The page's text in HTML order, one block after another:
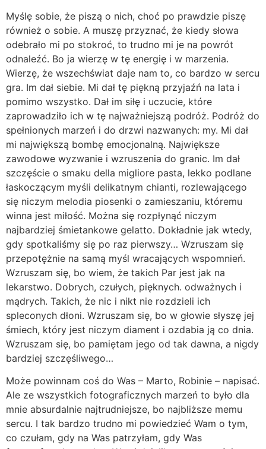
Myślę sobie, że piszą o nich, choć po prawdzie piszę
również o sobie. A muszę przyznać, że kiedy słowa
odebrało mi po stokroć, to trudno mi je na powrót
odnaleźć. Bo ja wierzę w tę energię i w marzenia.
Wierzę, że wszechświat daje nam to, co bardzo w sercu
gra. Im dał siebie. Mi dał tę piękną przyjaźń na lata i
pomimo wszystko. Dał im siłę i uczucie, które
zaprowadziło ich w tę najważniejszą podróż. Podróż do
spełnionych marzeń i do drzwi nazwanych: my. Mi dał
mi największą bombę emocjonalną. Największe
zawodowe wyzwanie i wzruszenia do granic. Im dał
szczęście o smaku della migliore pasta, lekko podlane
łaskoczącym myśli delikatnym chianti, rozlewającego
się niczym melodia piosenki o zamieszaniu, któremu
winna jest miłość. Można się rozpłynąć niczym
najbardziej śmietankowe gelatto. Dokładnie jak wtedy,
gdy spotkaliśmy się po raz pierwszy… Wzruszam się
przepotężnie na samą myśl wracających wspomnień.
Wzruszam się, bo wiem, że takich Par jest jak na
lekarstwo. Dobrych, czułych, pięknych. odważnych i
mądrych. Takich, że nic i nikt nie rozdzieli ich
spleconych dłoni. Wzruszam się, bo w głowie słyszę jej
śmiech, który jest niczym diament i ozdabia ją co dnia.
Wzruszam się, bo pamiętam jego od tak dawna, a nigdy
bardziej szczęśliwego…
Może powinnam coś do Was – Marto, Robinie – napisać.
Ale ze wszystkich fotograficznych marzeń to było dla
mnie absurdalnie najtrudniejsze, bo najbliższe memu
sercu. I tak bardzo trudno mi powiedzieć Wam o tym,
co czułam, gdy na Was patrzyłam, gdy Was